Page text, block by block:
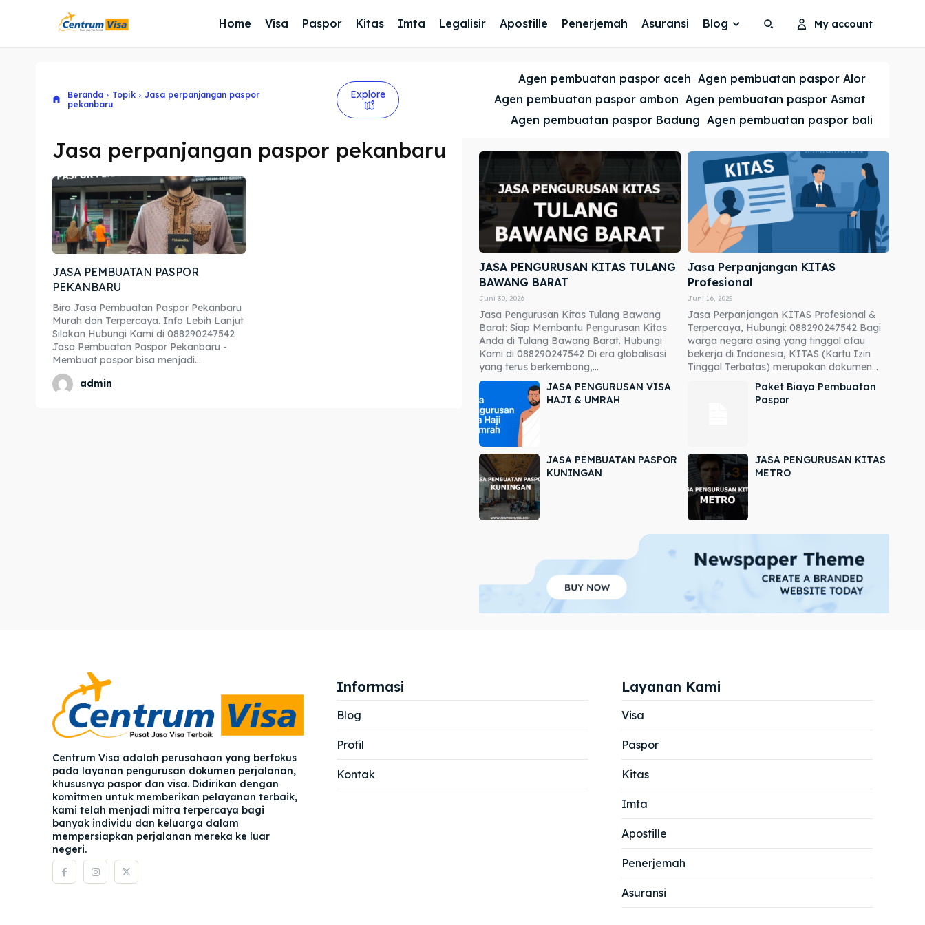
Explore our destinations
Blog
Cari
Explore our destinations
Blog
Cari
Home Visa Paspor Kitas Imta Legalisir Apostille Penerjemah Asuransi Blog My account
Beranda Topik
Jasa perpanjangan paspor
pekanbaru
Explore
Agen pembuatan paspor aceh Agen pembuatan paspor Alor
Agen pembuatan paspor ambon Agen pembuatan paspor Asmat
Agen pembuatan paspor Badung Agen pembuatan paspor bali
Jasa perpanjangan paspor pekanbaru
JASA PEMBUATAN PASPOR
PEKANBARU
Biro Jasa Pembuatan Paspor Pekanbaru
Murah dan Terpercaya. Info Lebih Lanjut
Silakan Hubungi Kami di 088290247542
Jasa Pembuatan Paspor Pekanbaru -
Membuat paspor bisa menjadi...
admin
JASA PENGURUSAN KITAS TULANG
BAWANG BARAT
Juni 30, 2026
Jasa Pengurusan Kitas Tulang Bawang
Barat: Siap Membantu Pengurusan Kitas
Anda di Tulang Bawang Barat. Hubungi
Kami di 088290247542 Di era globalisasi
yang terus berkembang,...
Jasa Perpanjangan KITAS
Profesional
Juni 16, 2025
Jasa Perpanjangan KITAS Profesional &
Terpercaya, Hubungi: 088290247542 Bagi
warga negara asing yang tinggal atau
bekerja di Indonesia, KITAS (Kartu Izin
Tinggal Terbatas) merupakan dokumen...
JASA PENGURUSAN VISA
HAJI & UMRAH
Paket Biaya Pembuatan
Paspor
JASA PEMBUATAN PASPOR
KUNINGAN
JASA PENGURUSAN KITAS
METRO
Centrum Visa adalah perusahaan yang berfokus
pada layanan pengurusan dokumen perjalanan,
khususnya paspor dan visa. Didirikan dengan
komitmen untuk memberikan pelayanan terbaik,
kami telah menjadi mitra terpercaya bagi
banyak individu dan keluarga dalam
mempersiapkan perjalanan mereka ke luar
negeri.
Informasi
Blog
Profil
Kontak
Layanan Kami
Visa
Paspor
Kitas
Imta
Apostille
Penerjemah
Asuransi